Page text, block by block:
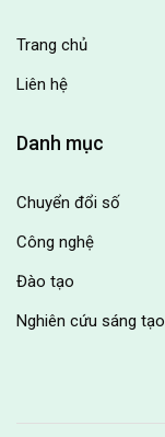
Trang chủ
Liên hệ
Danh mục
Chuyển đổi số
Công nghệ
Đào tạo
Nghiên cứu sáng tạo